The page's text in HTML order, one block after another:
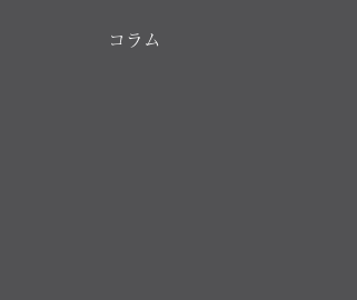
コラム